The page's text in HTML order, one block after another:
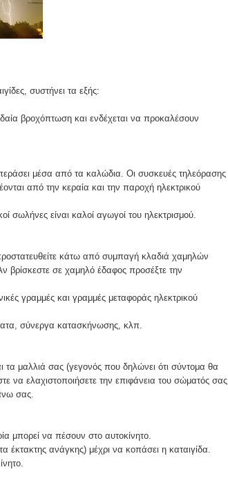
συστήνει τα εξής:
βροχόπτωση και ενδέχεται να προκαλέσουν
μέσα από τα καλώδια. Οι συσκευές τηλεόρασης
από την κεραία και την παροχή ηλεκτρικού
σωλήνες είναι καλοί αγωγοί του ηλεκτρισμού.
κάτω από συμπαγή κλαδιά χαμηλών
βρίσκεστε σε χαμηλό έδαφος προσέξτε την
γραμμές και γραμμές μεταφοράς ηλεκτρικού
σύνεργα κατασκήνωσης, κλπ.
μαλλιά σας (γεγονός που δηλώνει ότι σύντομα θα
να ελαχιστοποιήσετε την επιφάνεια του σώματός σας
σας.
μπορεί να πέσουν στο αυτοκίνητο.
έκτακτης ανάγκης) μέχρι να κοπάσει η καταιγίδα.